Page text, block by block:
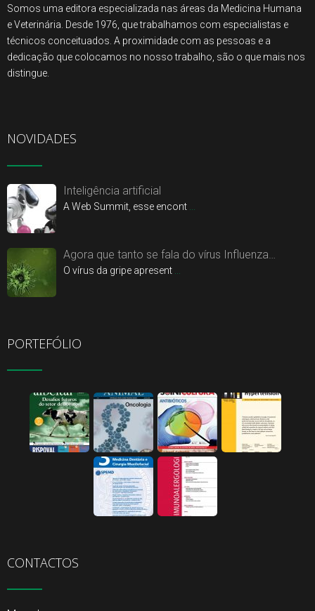
Somos uma editora especializada nas áreas da Medicina Humana
e Veterinária. Desde 1976, que trabalhamos com especialistas e
técnicos conceituados. A proximidade com as pessoas e a
dedicação que colocamos no nosso trabalho, são o que mais nos
distingue.
NOVIDADES
Inteligência artificial
A Web Summit, esse encont
Agora que tanto se fala do vírus Influenza…
O vírus da gripe apresent
PORTEFÓLIO
CONTACTOS